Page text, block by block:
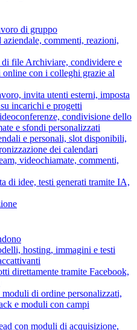
di gruppo
aziendale, commenti, reazioni,
di file Archiviare, condividere e
con i colleghi grazie al
invita utenti esterni, imposta
incarichi e progetti
condivisione dello
e sfondi personalizzati
e personali, slot disponibili,
dei calendari
videochiamate, commenti,
di idee, testi generati tramite IA,
hosting, immagini e testi
direttamente tramite Facebook,
di ordine personalizzati,
e moduli con campi
con moduli di acquisizione,